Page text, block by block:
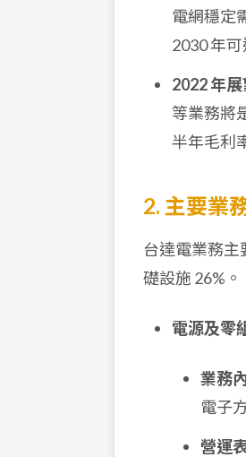
電網穩定
2030 年
2022 年
等業務將
半年毛利
2. 主要業
台達電業務主
礎設施 26%。
電源及零
業務
電子
營運